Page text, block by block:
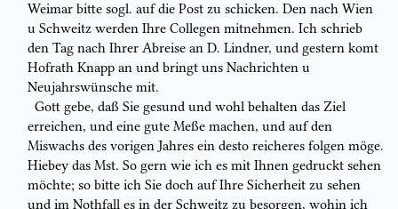
Weimar bitte sogl. auf die Post zu schicken. Den nach Wien
u Schweitz werden Ihre Collegen mitnehmen. Ich schrieb
den Tag nach Ihrer Abreise an D. Lindner, und gestern komt
Hofrath Knapp an und bringt uns Nachrichten u
Neujahrswünsche mit.
Gott gebe, daß Sie gesund und wohl behalten das Ziel
erreichen, und eine gute Meße machen, und auf den
Miswachs des vorigen Jahres ein desto reicheres folgen möge.
Hiebey das Mst. So gern wie ich es mit Ihnen gedruckt sehen
möchte; so bitte ich Sie doch auf Ihre Sicherheit zu sehen
und im Nothfall es in der Schweitz zu besorgen, wohin ich